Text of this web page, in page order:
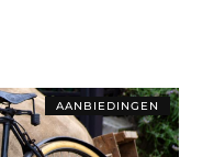
AANBIEDINGEN